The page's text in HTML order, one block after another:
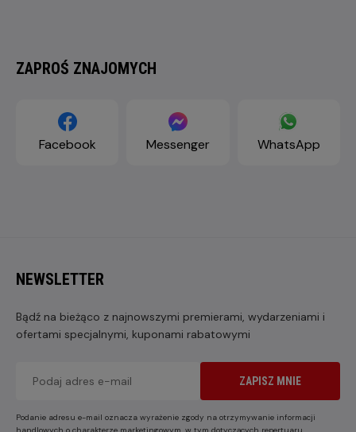
ZAPROŚ ZNAJOMYCH
Facebook Messenger WhatsApp
NEWSLETTER
Bądź na bieżąco z najnowszymi premierami, wydarzeniami i
ofertami specjalnymi, kuponami rabatowymi
ZAPISZ MNIE
Podanie adresu e-mail oznacza wyrażenie zgody na otrzymywanie informacji
handlowych o charakterze marketingowym, w tym dotyczących repertuaru,